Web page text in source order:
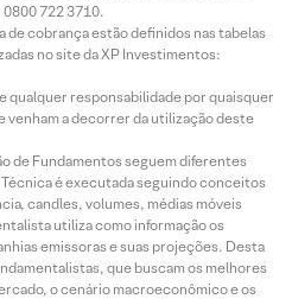
722 3710.
de cobrança estão definidos nas tabelas
no site da XP Investimentos:
qualquer responsabilidade por quaisquer
a decorrer da utilização deste
de Fundamentos seguem diferentes
é executada seguindo conceitos
candles, volumes, médias móveis
utiliza como informação os
emissoras e suas projeções. Desta
que buscam os melhores
o cenário macroeconômico e os